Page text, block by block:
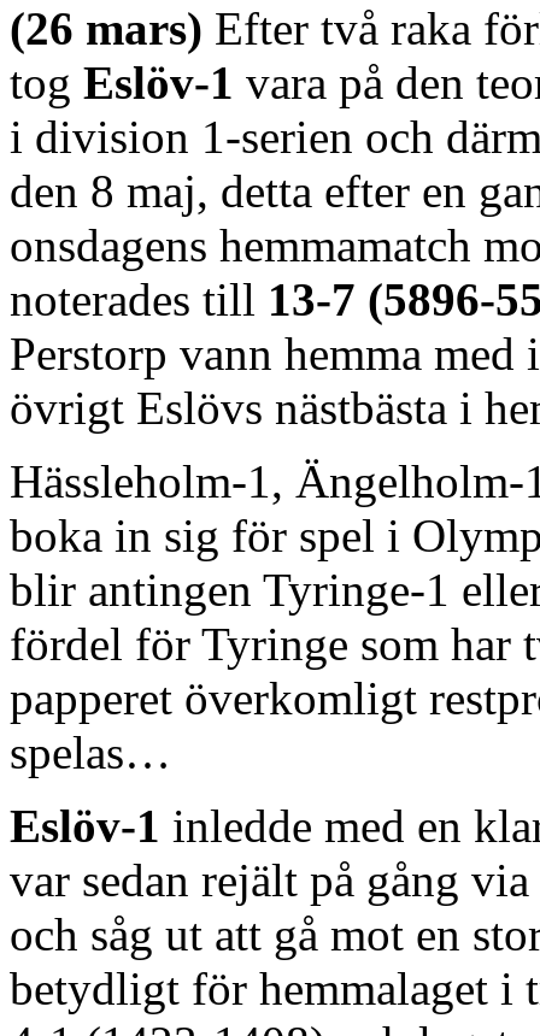
(26 mars) Efter två raka
tog Eslöv-1 vara på den
i division 1-serien och
den 8 maj, detta efter en
onsdagens hemmamatch
noterades till 13-7 (5896-
Perstorp vann hemma
övrigt Eslövs nästbästa i
Hässleholm-1,
boka in sig för spel i
blir antingen Tyringe-1
fördel för Tyringe som har
papperet överkomligt
spelas…
Eslöv-1 inledde med en
var sedan rejält på gång
och såg ut att gå mot en
betydligt för hemmalaget i